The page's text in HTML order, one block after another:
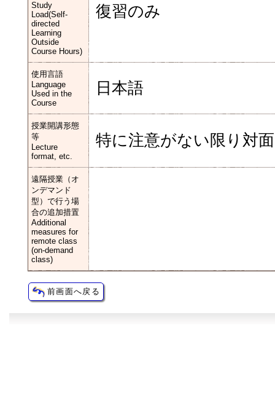
Study
Load(Self-
directed
Learning
Outside
Course Hours)
復習のみ
使用言語
Language
Used in the
Course
日本語
授業開講形態
等
Lecture
format, etc.
特に注意がない限り対
遠隔授業（オ
ンデマンド
型）で行う場
合の追加措置
Additional
measures for
remote class
(on-demand
class)